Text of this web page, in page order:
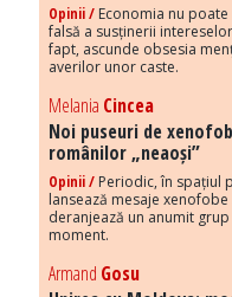
Opinii / Economia nu
falsă a susținerii
fapt, ascunde obsesia
averilor unor caste.
Melania Cincea
Noi puseuri de
românilor „neaoși”
Opinii / Periodic, în spațiul
lansează mesaje
deranjează un anumit
moment.
Armand Gosu